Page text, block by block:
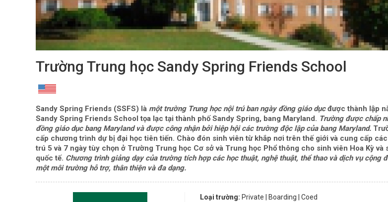
Trường Trung học Sandy Spring Friends School
Sandy Spring Friends (SSFS) là một trường Trung học nội trúban ngàyđồng giáo dụcđược thành lập
Sandy Spring Friends School tọa lạc tại thành phố Sandy Spring, bang Maryland. Trường được chấp
đồng giáo dục bang Maryland và được công nhận bởi hiệp hội các trường độc lập của bang Maryland.
cấp chương trình dự bị đại học tiên tiến. Chào đón sinh viên từ khắp nơi trên thế giới và cung cấp
trú 5 và 7 ngày tùy chọn ở Trường Trung học Cơ sở và Trung học Phổ thông cho sinh viên Hoa Kỳ và
quốc tế. Chương trình giảng dạy của trường tích hợp các học thuật, nghệ thuật, thể thao và dịch vụ cộng
một môi trường hỗ trợ, thân thiện và đa dạng.
Loại trường: Private | Boarding
| Coed